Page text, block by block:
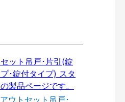
アウトセット吊戸･